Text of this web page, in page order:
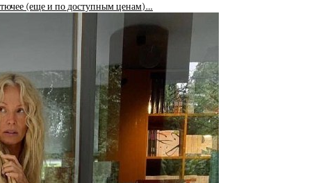
(еще и по доступным ценам)…